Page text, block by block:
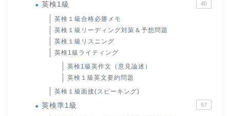
英検1級 40
英検１級合格必勝メモ
英検１級リーディング対策＆予想問題
英検１級リスニング
英検1級ライティング
英検1級英作文（意見論述）
英検１級英文要約問題
英検１級面接(スピーキング)
英検準1級 57